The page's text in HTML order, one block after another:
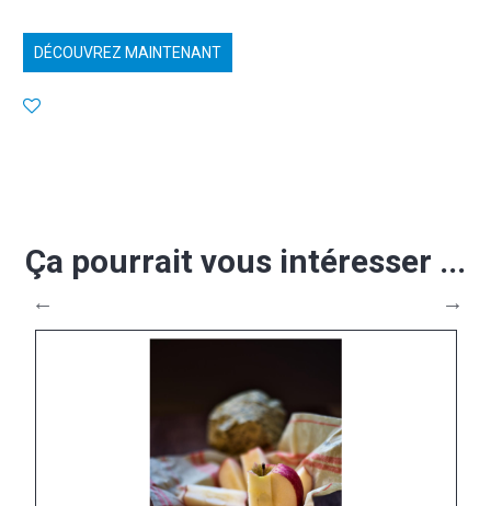
DÉCOUVREZ MAINTENANT
Ça pourrait vous intéresser ...